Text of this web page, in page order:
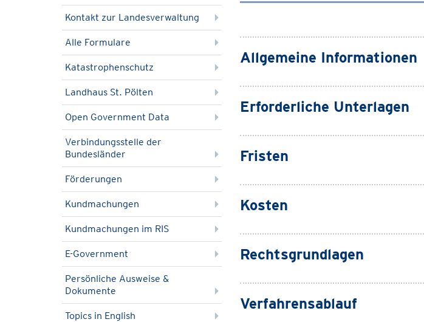
Kontakt zur Landesverwaltung
Alle Formulare
Katastrophenschutz
Landhaus St. Pölten
Open Government Data
Verbindungsstelle der
Bundesländer
Förderungen
Kundmachungen
Kundmachungen im RIS
E-Government
Persönliche Ausweise &
Dokumente
Topics in English
Allgemeine Informationen
Erforderliche Unterlagen
Fristen
Kosten
Rechtsgrundlagen
Verfahrensablauf